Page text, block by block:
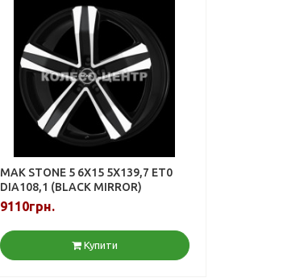
MAK STONE 5 6X15 5X139,7 ET0
DIA108,1 (BLACK MIRROR)
9110грн.
Купити